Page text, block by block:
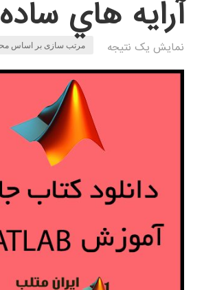
آرايه هاي ساده
نمایش یک نتیجه